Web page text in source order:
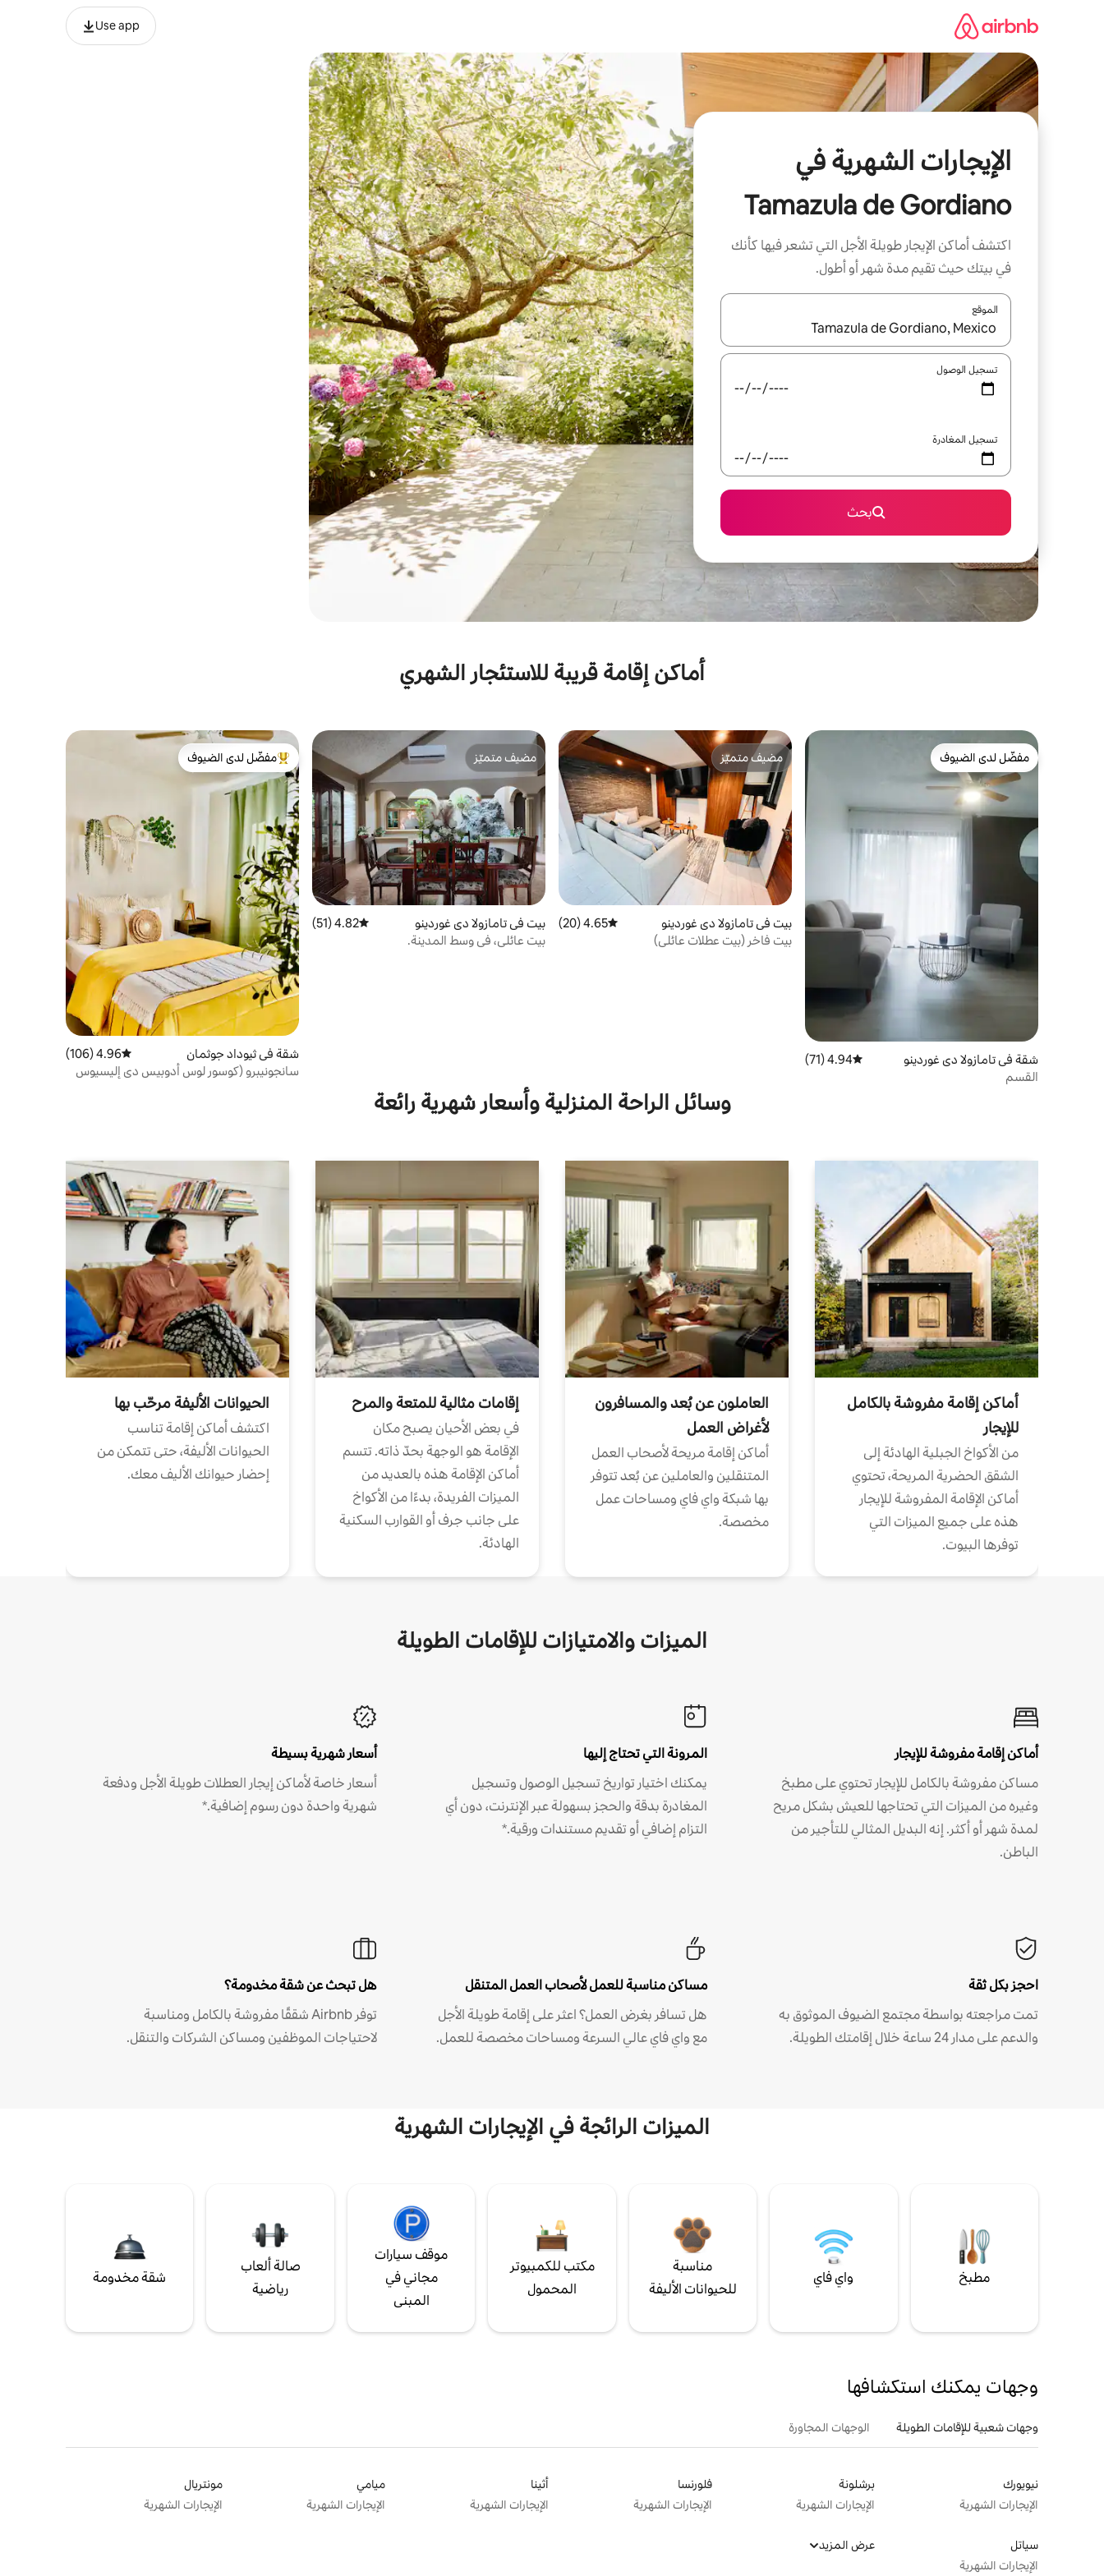
Use app
الإيجارات الشهرية في
Tamazula de Gordiano
اكتشف أماكن الإيجار طويلة الأجل التي تشعر فيها كأنك
في بيتك حيث تقيم مدة شهر أو أطول.
الموقع
عند توفر النتائج، انتقل باستخدام السهمين لأعلى ولأسفل أو استكشف عن طريق اللمس أو السحب.
تسجيل الوصول
تسجيل المغادرة
بحث
أماكن إقامة قريبة للاستئجار الشهري
مفضّل لدى الضيوف
مفضّل لدى الضيوف
شقة في تامازولا دي غوردينو متوسط التقييم 4.94 من 5، 71 مراجعات
4.94 (71)
القسم
مضيف متميّز
مضيف متميّز
بيت في تامازولا دي غوردينو متوسط التقييم 4.65 من 5، 20 مراجعات
4.65 (20)
بيت فاخر (بيت عطلات عائلي)
مضيف متميّز
مضيف متميّز
بيت في تامازولا دي غوردينو متوسط التقييم 4.82 من 5، 51 مراجعات
4.82 (51)
بيت عائلي، في وسط المدينة.
من أبرز البيوت المفضّلة لدى الضيوف
مفضّل لدى الضيوف
شقة في ثيوداد جوثمان متوسط التقييم 4.96 من 5، 106 مراجعات
4.96 (106)
سانجونيبرو (كوسور لوس أدوبيس دي إليسيوس
وسائل الراحة المنزلية وأسعار شهرية رائعة
أماكن إقامة مفروشة بالكامل
للإيجار
من الأكواخ الجبلية الهادئة إلى
الشقق الحضرية المريحة، تحتوي
أماكن الإقامة المفروشة للإيجار
هذه على جميع الميزات التي
توفرها البيوت.
العاملون عن بُعد والمسافرون
لأغراض العمل
أماكن إقامة مريحة لأصحاب العمل
المتنقلين والعاملين عن بُعد تتوفر
بها شبكة واي فاي ومساحات عمل
مخصصة.
إقامات مثالية للمتعة والمرح
في بعض الأحيان يصبح مكان
الإقامة هو الوجهة بحدّ ذاته. تتسم
أماكن الإقامة هذه بالعديد من
الميزات الفريدة، بدءًا من الأكواخ
على جانب جرف أو القوارب السكنية
الهادئة.
الحيوانات الأليفة مرحّب بها
اكتشف أماكن إقامة تناسب
الحيوانات الأليفة، حتى تتمكن من
إحضار حيوانك الأليف معك.
الميزات والامتيازات للإقامات الطويلة
أماكن إقامة مفروشة للإيجار
مساكن مفروشة بالكامل للإيجار تحتوي على مطبخ
وغيره من الميزات التي تحتاجها للعيش بشكل مريح
لمدة شهر أو أكثر. إنه البديل المثالي للتأجير من
الباطن.
المرونة التي تحتاج إليها
يمكنك اختيار تواريخ تسجيل الوصول وتسجيل
المغادرة بدقة والحجز بسهولة عبر الإنترنت، دون أي
التزام إضافي أو تقديم مستندات ورقية.*
أسعار شهرية بسيطة
أسعار خاصة لأماكن إيجار العطلات طويلة الأجل ودفعة
شهرية واحدة دون رسوم إضافية.*
احجز بكل ثقة
تمت مراجعته بواسطة مجتمع الضيوف الموثوق به
والدعم على مدار 24 ساعة خلال إقامتك الطويلة.
مساكن مناسبة للعمل لأصحاب العمل المتنقل
هل تسافر بغرض العمل؟ اعثر على إقامة طويلة الأجل
مع واي فاي عالي السرعة ومساحات مخصصة للعمل.
هل تبحث عن شقة مخدومة؟
توفر Airbnb شققًا مفروشة بالكامل ومناسبة
لاحتياجات الموظفين ومساكن الشركات والتنقل.
الميزات الرائجة في الإيجارات الشهرية
مطبخ واي فاي
مناسبة
للحيوانات الأليفة
مكتب للكمبيوتر
المحمول
موقف سيارات
مجاني في
المبنى
صالة ألعاب
رياضية
شقة مخدومة
وجهات يمكنك استكشافها
وجهات شعبية للإقامات الطويلة الوجهات المجاورة
نيويورك
الإيجارات الشهرية
برشلونة
الإيجارات الشهرية
فلورنسا
الإيجارات الشهرية
أثينا
الإيجارات الشهرية
ميامي
الإيجارات الشهرية
مونتريال
الإيجارات الشهرية
سياتل
الإيجارات الشهرية
عرض المزيد